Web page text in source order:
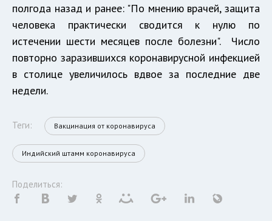
полгода назад и ранее: "По мнению врачей, защита
человека практически сводится к нулю по
истечении шести месяцев после болезни". Число
повторно заразившихся коронавирусной инфекцией
в столице увеличилось вдвое за последние две
недели.
Теги: Вакцинация от коронавируса
Индийский штамм коронавируса
Поделиться: